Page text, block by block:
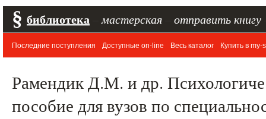
§ библиотека мастерская отправить книгу
Последние поступления Доступные on-line Весь каталог Купить в my-
Рамендик Д.М. и др.
пособие для вузов по